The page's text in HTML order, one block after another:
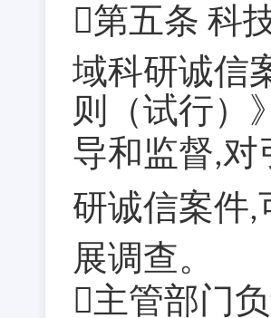
第五条 科
域科研诚信
则（试行）
导和监督,对
研诚信案件,
展调查。
主管部门